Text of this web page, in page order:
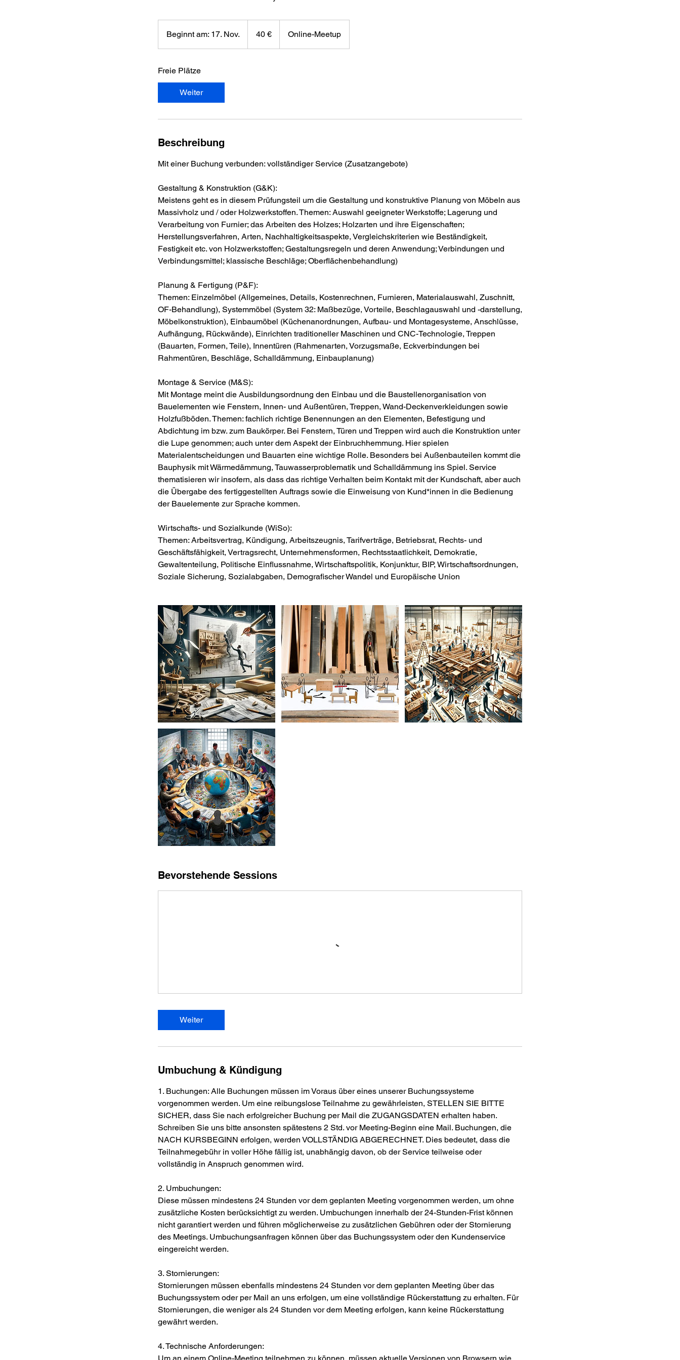
Beginnt am: 17. Nov.
e
a
7
N
o
v
.
40 € Online-Meetup
Freie Plätze
Weiter
Beschreibung
Mit einer Buchung verbunden: vollständiger Service (Zusatzangebote)
Gestaltung & Konstruktion (G&K):
Meistens geht es in diesem Prüfungsteil um die Gestaltung und konstruktive Planung von Möbeln aus
Massivholz und / oder Holzwerkstoffen. Themen: Auswahl geeigneter Werkstoffe; Lagerung und
Verarbeitung von Furnier; das Arbeiten des Holzes; Holzarten und ihre Eigenschaften;
Herstellungsverfahren, Arten, Nachhaltigkeitsaspekte, Vergleichskriterien wie Beständigkeit,
Festigkeit etc. von Holzwerkstoffen; Gestaltungsregeln und deren Anwendung; Verbindungen und
Verbindungsmittel; klassische Beschläge; Oberflächenbehandlung)
Planung & Fertigung (P&F):
Themen: Einzelmöbel (Allgemeines, Details, Kostenrechnen, Furnieren, Materialauswahl, Zuschnitt,
OF-Behandlung), Systemmöbel (System 32: Maßbezüge, Vorteile, Beschlagauswahl und -darstellung,
Möbelkonstruktion), Einbaumöbel (Küchenanordnungen, Aufbau- und Montagesysteme, Anschlüsse,
Aufhängung, Rückwände), Einrichten traditioneller Maschinen und CNC-Technologie, Treppen
(Bauarten, Formen, Teile), Innentüren (Rahmenarten, Vorzugsmaße, Eckverbindungen bei
Rahmentüren, Beschläge, Schalldämmung, Einbauplanung)
Montage & Service (M&S):
Mit Montage meint die Ausbildungsordnung den Einbau und die Baustellenorganisation von
Bauelementen wie Fenstern, Innen- und Außentüren, Treppen, Wand-Deckenverkleidungen sowie
Holzfußböden. Themen: fachlich richtige Benennungen an den Elementen, Befestigung und
Abdichtung im bzw. zum Baukörper. Bei Fenstern, Türen und Treppen wird auch die Konstruktion unter
die Lupe genommen; auch unter dem Aspekt der Einbruchhemmung. Hier spielen
Materialentscheidungen und Bauarten eine wichtige Rolle. Besonders bei Außenbauteilen kommt die
Bauphysik mit Wärmedämmung, Tauwasserproblematik und Schalldämmung ins Spiel. Service
thematisieren wir insofern, als dass das richtige Verhalten beim Kontakt mit der Kundschaft, aber auch
die Übergabe des fertiggestellten Auftrags sowie die Einweisung von Kund*innen in die Bedienung
der Bauelemente zur Sprache kommen.
Wirtschafts- und Sozialkunde (WiSo):
Themen: Arbeitsvertrag, Kündigung, Arbeitszeugnis, Tarifverträge, Betriebsrat, Rechts- und
Geschäftsfähigkeit, Vertragsrecht, Unternehmensformen, Rechtsstaatlichkeit, Demokratie,
Gewaltenteilung, Politische Einflussnahme, Wirtschaftspolitik, Konjunktur, BIP, Wirtschaftsordnungen,
Soziale Sicherung, Sozialabgaben, Demografischer Wandel und Europäische Union
Bevorstehende Sessions
Weiter
Umbuchung & Kündigung
1. Buchungen: Alle Buchungen müssen im Voraus über eines unserer Buchungssysteme
vorgenommen werden. Um eine reibungslose Teilnahme zu gewährleisten, STELLEN SIE BITTE
SICHER, dass Sie nach erfolgreicher Buchung per Mail die ZUGANGSDATEN erhalten haben.
Schreiben Sie uns bitte ansonsten spätestens 2 Std. vor Meeting-Beginn eine Mail. Buchungen, die
NACH KURSBEGINN erfolgen, werden VOLLSTÄNDIG ABGERECHNET. Dies bedeutet, dass die
Teilnahmegebühr in voller Höhe fällig ist, unabhängig davon, ob der Service teilweise oder
vollständig in Anspruch genommen wird.
2. Umbuchungen:
Diese müssen mindestens 24 Stunden vor dem geplanten Meeting vorgenommen werden, um ohne
zusätzliche Kosten berücksichtigt zu werden. Umbuchungen innerhalb der 24-Stunden-Frist können
nicht garantiert werden und führen möglicherweise zu zusätzlichen Gebühren oder der Stornierung
des Meetings. Umbuchungsanfragen können über das Buchungssystem oder den Kundenservice
eingereicht werden.
3. Stornierungen:
Stornierungen müssen ebenfalls mindestens 24 Stunden vor dem geplanten Meeting über das
Buchungssystem oder per Mail an uns erfolgen, um eine vollständige Rückerstattung zu erhalten. Für
Stornierungen, die weniger als 24 Stunden vor dem Meeting erfolgen, kann keine Rückerstattung
gewährt werden.
4. Technische Anforderungen: